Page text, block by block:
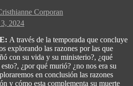
Corporan
2024
A través de la temporada que concluye
explorando las razones por las que
con su vida y su ministerio?, ¿qué
¿por qué murió? ¿no nos era su
en conclusión las razones
y cómo esta complementa su muerte